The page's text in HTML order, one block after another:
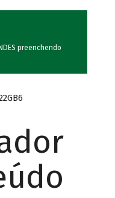
preenchendo